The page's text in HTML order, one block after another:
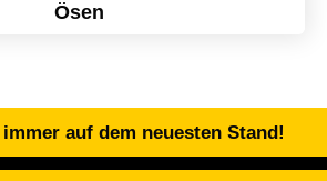
Ösen
immer auf dem neuesten Stand!